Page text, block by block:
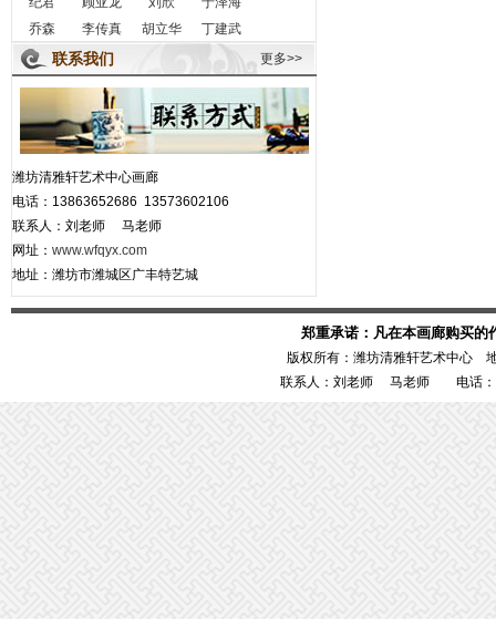
乔森
李传真 胡立华 丁建武
联系我们 更多>>
潍坊清雅轩艺术中心画廊
电话：13863652686 13573602106
联系人：刘老师 马老师
网址： www.wfqyx.com
地址：潍坊市潍城区广丰特艺城
郑重承诺：凡在本画廊购买的
版权所有：潍坊清雅轩艺术中心
联系人：刘老师 马老师 电话